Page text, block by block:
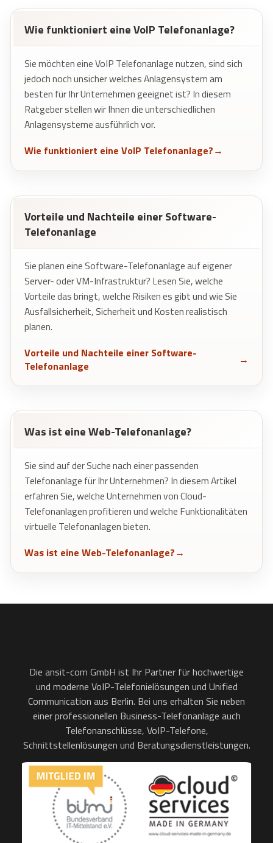
Wie funktioniert eine VoIP Telefonanlage?
Sie möchten eine VoIP Telefonanlage nutzen, sind sich
jedoch noch unsicher welches Anlagensystem am
besten für Ihr Unternehmen geeignet ist? In diesem
Ratgeber stellen wir Ihnen die unterschiedlichen
Anlagensysteme ausführlich vor.
Wie funktioniert eine VoIP Telefonanlage?
Vorteile und Nachteile einer Software-
Telefonanlage
Sie planen eine Software-Telefonanlage auf eigener
Server- oder VM-Infrastruktur? Lesen Sie, welche
Vorteile das bringt, welche Risiken es gibt und wie Sie
Ausfallsicherheit, Sicherheit und Kosten realistisch
planen.
Vorteile und Nachteile einer Software-
Telefonanlage
Was ist eine Web-Telefonanlage?
Sie sind auf der Suche nach einer passenden
Telefonanlage für Ihr Unternehmen? In diesem Artikel
erfahren Sie, welche Unternehmen von Cloud-
Telefonanlagen profitieren und welche Funktionalitäten
virtuelle Telefonanlagen bieten.
Was ist eine Web-Telefonanlage?
Die ansit-com GmbH ist Ihr Partner für hochwertige
und moderne VoIP-Telefonielösungen und Unified
Communication aus Berlin. Bei uns erhalten Sie neben
einer professionellen Business-Telefonanlage auch
Telefonanschlüsse, VoIP-Telefone,
Schnittstellenlösungen und Beratungsdienstleistungen.